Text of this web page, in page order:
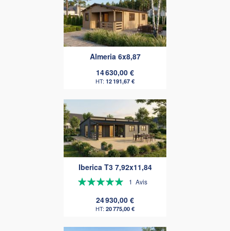
Almeria 6x8,87
14 630,00 €
12 191,67 €
Iberica T3 7,92x11,84
Évaluation:
1 Avis
24 930,00 €
20 775,00 €